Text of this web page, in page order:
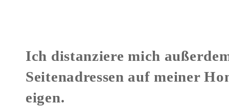
Ich distanziere mich
Seitenadressen auf meiner
eigen.